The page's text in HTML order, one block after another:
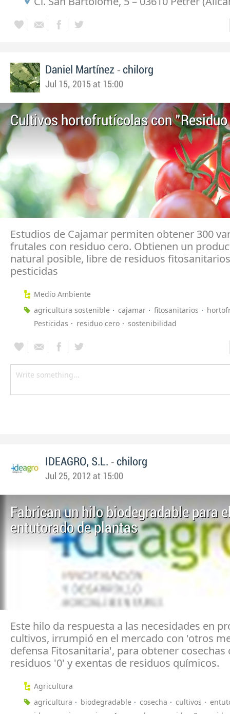
Daniel Martínez - chilorg
Jul 15, 2015 at 15:00
Cultivos hortofrutícolas con
Estudios de Cajamar permiten obtener 300
frutales con residuo cero. Obtienen un
natural posible, libre de residuos
pesticidas
Medio Ambiente
agricultura sostenible
cajamar fitosanitarios
Pesticidas
residuo cero sostenibilidad
IDEAGRO, S.L. - chilorg
Jul 25, 2012 at 15:00
Fabrican un hilo biodegradable para
entutorado de plantas
Este hilo da respuesta a las necesidades en
cultivos, irrumpió en el mercado con 'otros
defensa Fitosanitaria', para obtener cosechas
residuos '0' y exentas de residuos químicos.
Agricultura
agricultura
biodegradable cosecha cultivos